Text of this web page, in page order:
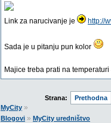
Link za narucivanje je http://
Sada je u pitanju pun kolor
Majice treba prati na
Strana: Prethodna
MyCity »
Blogovi » MyCity uredništvo